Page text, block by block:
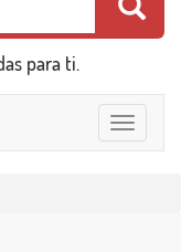
para ti.
Toggle
navigation